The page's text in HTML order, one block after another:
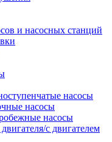
и насосных станций
насосы
насосы
насосы
с двигателем